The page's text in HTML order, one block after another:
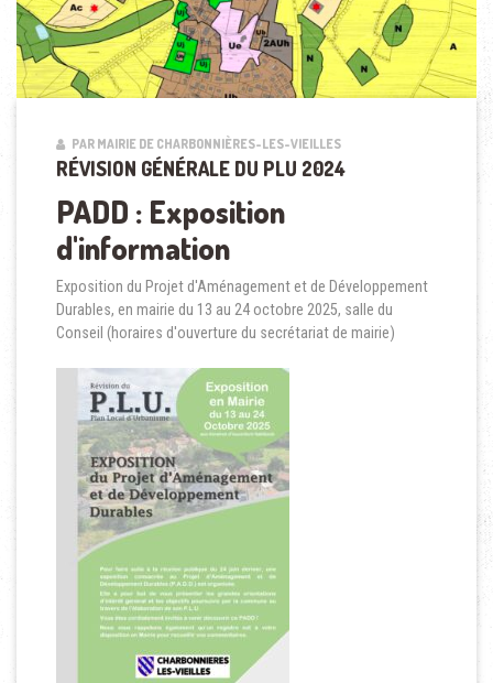
PAR MAIRIE DE CHARBONNIÈRES-LES-VIEILLES
RÉVISION GÉNÉRALE DU PLU 2024
PADD : Exposition
d'information
Exposition du Projet d'Aménagement et de Développement
Durables, en mairie du 13 au 24 octobre 2025, salle du
Conseil (horaires d'ouverture du secrétariat de mairie)